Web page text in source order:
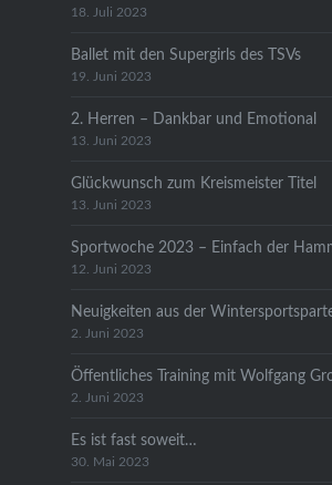
18. Juli 2023
Ballet mit den Supergirls des TSVs
19. Juni 2023
2. Herren – Dankbar und Emotional
13. Juni 2023
Glückwunsch zum Kreismeister Titel
13. Juni 2023
Sportwoche 2023 – Einfach der
12. Juni 2023
Neuigkeiten aus der
2. Juni 2023
Öffentliches Training mit Wolfgang
2. Juni 2023
Es ist fast soweit…
30. Mai 2023